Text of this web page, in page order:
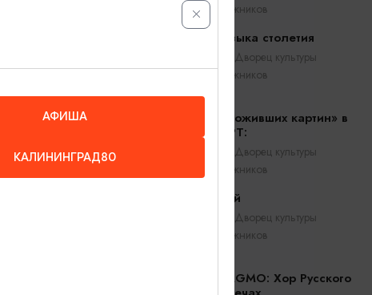
железнодорожников
Главная музыка столетия
Калининград, Дворец культуры
железнодорожников
Симфония «оживших картин» в
шоу ПРО.АРТ:
Калининград, Дворец культуры
железнодорожников
Саша Малой
Калининград, Дворец культуры
железнодорожников
Оркестр CAGMO: Хор Русского
АФИША
КАЛИНИНГРАД80